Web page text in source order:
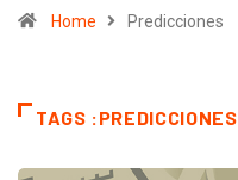
Home Predicciones
TAGS :PREDICCIONES